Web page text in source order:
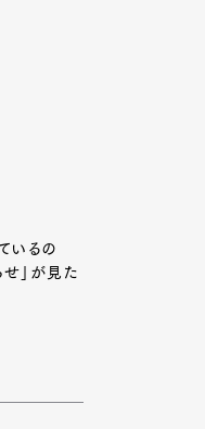
いるの
」が見た